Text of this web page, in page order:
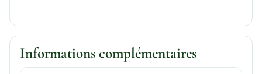
Informations complémentaires